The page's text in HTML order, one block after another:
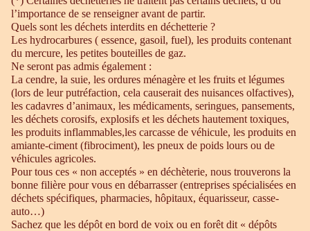
l’importance de se renseigner avant de partir.
Quels sont les déchets interdits en déchetterie ?
Les hydrocarbures ( essence, gasoil, fuel), les produits contenant
du mercure, les petites bouteilles de gaz.
Ne seront pas admis également :
La cendre, la suie, les ordures ménagère et les fruits et légumes
(lors de leur putréfaction, cela causerait des nuisances olfactives),
les cadavres d’animaux, les médicaments, seringues, pansements,
les déchets corosifs, explosifs et les déchets hautement toxiques,
les produits inflammables,les carcasse de véhicule, les produits en
amiante-ciment (fibrociment), les pneux de poids lours ou de
véhicules agricoles.
Pour tous ces « non acceptés » en déchèterie, nous trouverons la
bonne filière pour vous en débarrasser (entreprises spécialisées en
déchets spécifiques, pharmacies, hôpitaux, équarisseur, casse-
auto…)
Sachez que les dépôt en bord de voix ou en forêt dit « dépôts